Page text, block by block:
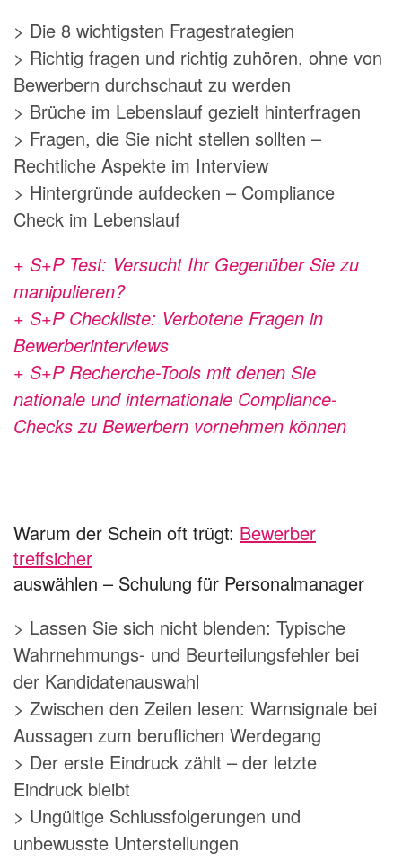
> Die 8 wichtigsten Fragestrategien
> Richtig fragen und richtig zuhören, ohne von
Bewerbern durchschaut zu werden
> Brüche im Lebenslauf gezielt hinterfragen
> Fragen, die Sie nicht stellen sollten –
Rechtliche Aspekte im Interview
> Hintergründe aufdecken – Compliance
Check im Lebenslauf
+ S+P Test: Versucht Ihr Gegenüber Sie zu
manipulieren?
+ S+P Checkliste: Verbotene Fragen in
Bewerberinterviews
+ S+P Recherche-Tools mit denen Sie
nationale und internationale Compliance-
Checks zu Bewerbern vornehmen können
Warum der Schein oft trügt: Bewerber
treffsicher
auswählen – Schulung für Personalmanager
> Lassen Sie sich nicht blenden: Typische
Wahrnehmungs- und Beurteilungsfehler bei
der Kandidatenauswahl
> Zwischen den Zeilen lesen: Warnsignale bei
Aussagen zum beruflichen Werdegang
> Der erste Eindruck zählt – der letzte
Eindruck bleibt
> Ungültige Schlussfolgerungen und
unbewusste Unterstellungen